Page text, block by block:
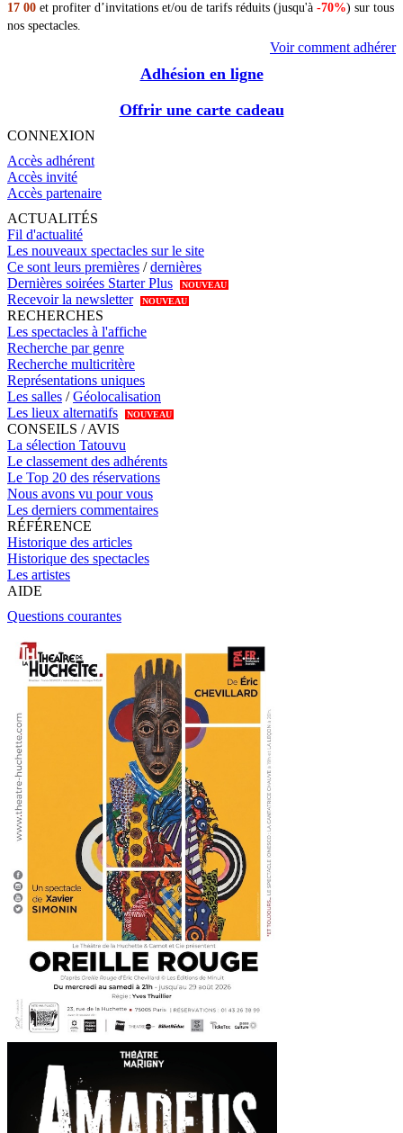
17 00 et profiter d’invitations et/ou de tarifs réduits (jusqu'à -70%) sur tous
nos spectacles.
Voir comment adhérer
Adhésion en ligne
Offrir une carte cadeau
CONNEXION
Accès adhérent
Accès invité
Accès partenaire
ACTUALITÉS
Fil d'actualité
Les nouveaux spectacles sur le site
Ce sont leurs premières /dernières
Dernières soirées Starter Plus
NOUVEAU
Recevoir la newsletter NOUVEAU
RECHERCHES
Les spectacles à l'affiche
Recherche par genre
Recherche multicritère
Représentations uniques
Les salles /Géolocalisation
Les lieux alternatifs
NOUVEAU
CONSEILS / AVIS
La sélection Tatouvu
Le classement des adhérents
Le Top 20 des réservations
Nous avons vu pour vous
Les derniers commentaires
RÉFÉRENCE
Historique des articles
Historique des spectacles
Les artistes
AIDE
Questions courantes